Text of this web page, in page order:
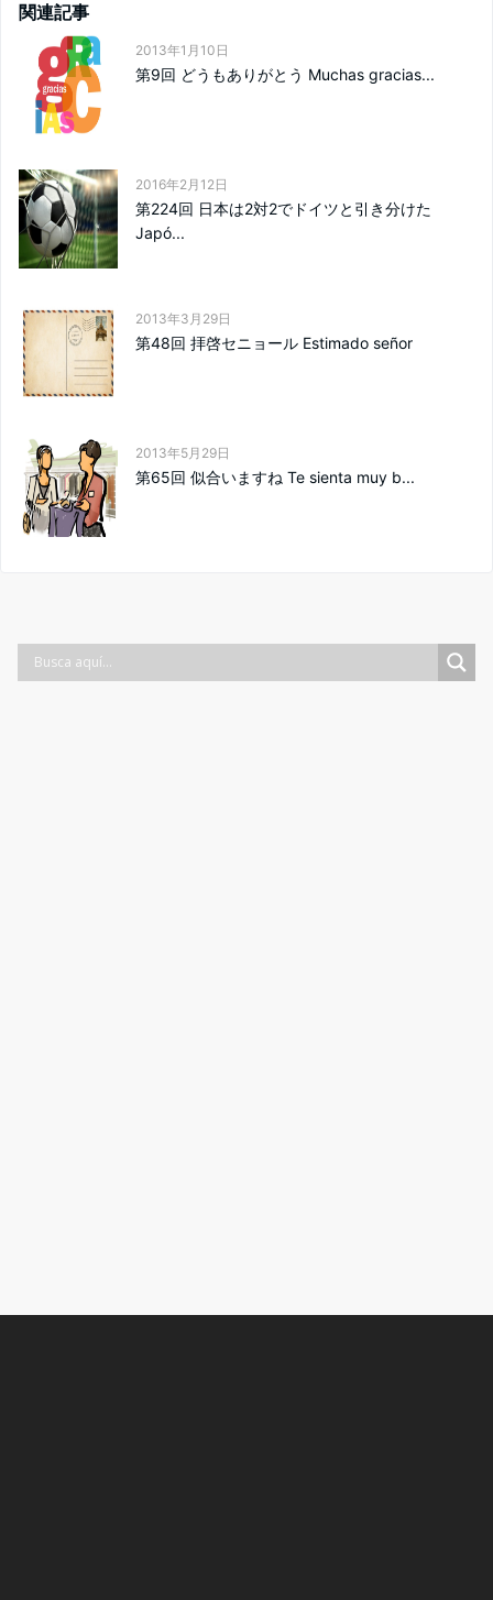
関連記事
2013年1月10日
第9回 どうもありがとう Muchas gracias...
2016年2月12日
第224回 日本は2対2でドイツと引き分けた
Japó...
2013年3月29日
第48回 拝啓セニョール Estimado señor
2013年5月29日
第65回 似合いますね Te sienta muy b...